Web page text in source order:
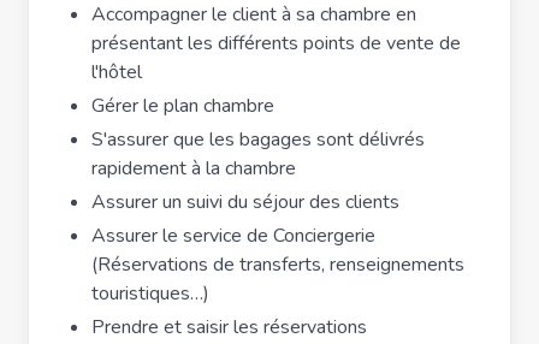
Accompagner le client à sa chambre en
présentant les différents points de vente de
l'hôtel
Gérer le plan chambre
S'assurer que les bagages sont délivrés
rapidement à la chambre
Assurer un suivi du séjour des clients
Assurer le service de Conciergerie
(Réservations de transferts, renseignements
touristiques…)
Prendre et saisir les réservations